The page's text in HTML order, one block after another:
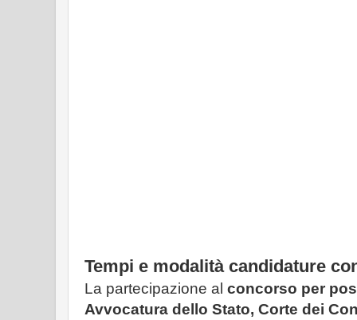
Tempi e modalità candidature
La partecipazione al concorso per
Avvocatura dello Stato, Corte dei